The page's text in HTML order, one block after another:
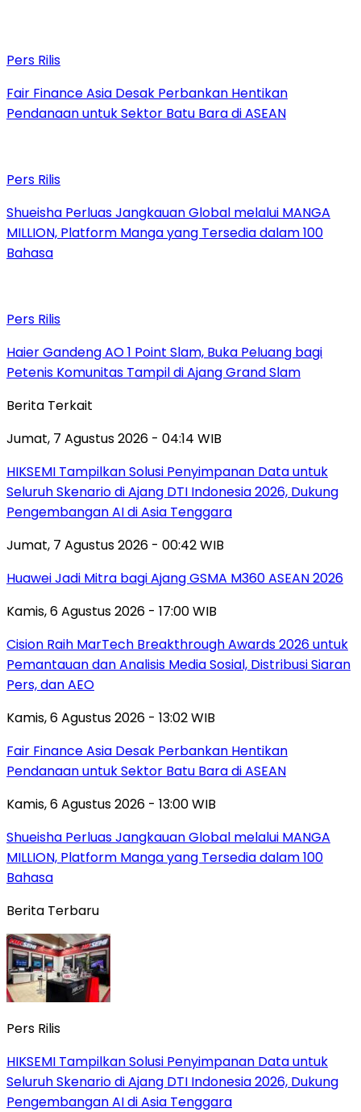
Pers Rilis
Fair Finance Asia Desak Perbankan Hentikan
Pendanaan untuk Sektor Batu Bara di ASEAN
Pers Rilis
Shueisha Perluas Jangkauan Global melalui MANGA
MILLION, Platform Manga yang Tersedia dalam 100
Bahasa
Pers Rilis
Haier Gandeng AO 1 Point Slam, Buka Peluang bagi
Petenis Komunitas Tampil di Ajang Grand Slam
Berita Terkait
Jumat, 7 Agustus 2026 - 04:14 WIB
HIKSEMI Tampilkan Solusi Penyimpanan Data untuk
Seluruh Skenario di Ajang DTI Indonesia 2026, Dukung
Pengembangan AI di Asia Tenggara
Jumat, 7 Agustus 2026 - 00:42 WIB
Huawei Jadi Mitra bagi Ajang GSMA M360 ASEAN 2026
Kamis, 6 Agustus 2026 - 17:00 WIB
Cision Raih MarTech Breakthrough Awards 2026 untuk
Pemantauan dan Analisis Media Sosial, Distribusi Siaran
Pers, dan AEO
Kamis, 6 Agustus 2026 - 13:02 WIB
Fair Finance Asia Desak Perbankan Hentikan
Pendanaan untuk Sektor Batu Bara di ASEAN
Kamis, 6 Agustus 2026 - 13:00 WIB
Shueisha Perluas Jangkauan Global melalui MANGA
MILLION, Platform Manga yang Tersedia dalam 100
Bahasa
Berita Terbaru
Pers Rilis
HIKSEMI Tampilkan Solusi Penyimpanan Data untuk
Seluruh Skenario di Ajang DTI Indonesia 2026, Dukung
Pengembangan AI di Asia Tenggara